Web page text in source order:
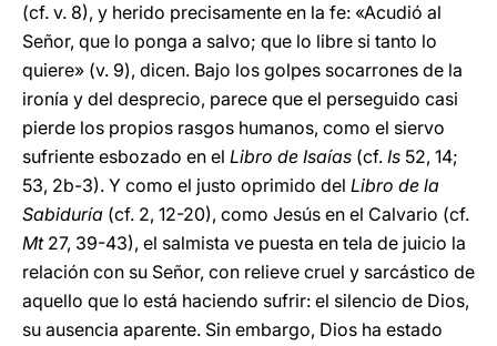
(cf. v. 8), y herido precisamente en la fe: «Acudió al
Señor, que lo ponga a salvo; que lo libre si tanto lo
quiere» (v. 9), dicen. Bajo los golpes socarrones de la
ironía y del desprecio, parece que el perseguido casi
pierde los propios rasgos humanos, como el siervo
sufriente esbozado en el Libro de Isaías (cf. Is 52, 14;
53, 2b-3). Y como el justo oprimido del Libro de la
Sabiduría (cf. 2, 12-20), como Jesús en el Calvario (cf.
Mt27, 39-43), el salmista ve puesta en tela de juicio la
relación con su Señor, con relieve cruel y sarcástico de
aquello que lo está haciendo sufrir: el silencio de Dios,
su ausencia aparente. Sin embargo, Dios ha estado